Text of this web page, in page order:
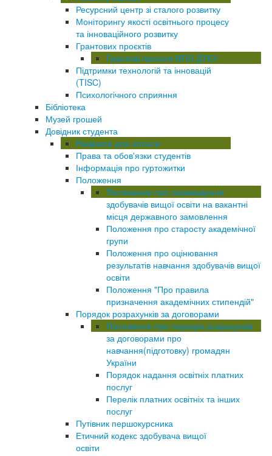
Ресурсний центр зі сталого розвитку
Моніторингу якості освітнього процесу
та інноваційного розвитку
Грантових проєктів
Грантові проєкти ВТЕІ ДТЕУ
Підтримки технологій та інновацій
(TISC)
Психологічного сприяння
Бібліотека
Музей грошей
Довідник студента
Реквізити для оплати
Права та обов'язки студентів
Інформація про гуртожитки
Положення
Положення про переведення
здобувачів вищої освіти на вакантні
місця державного замовлення
Положення про старосту академічної
групи
Положення про оцінювання
результатів навчання здобувачів вищої
освіти
Положення "Про правила
призначення академічних стипендій"
Порядок розрахунків за договорами
Положення про порядок розрахунків
за договорами про
навчання(підготовку) громадян
України
Порядок надання освітніх платних
послуг
Перелік платних освітніх та інших
послуг
Путівник першокурсника
Етичний кодекс здобувача вищої
освіти